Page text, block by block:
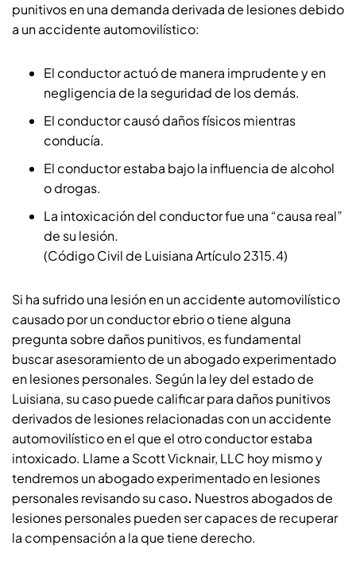
punitivos en una demanda derivada de lesiones debido
a un accidente automovilístico:
El conductor actuó de manera imprudente y en
negligencia de la seguridad de los demás.
El conductor causó daños físicos mientras
conducía.
El conductor estaba bajo la influencia de alcohol
o drogas.
La intoxicación del conductor fue una “causa real”
de su lesión.
(Código Civil de Luisiana Artículo 2315.4)
Si ha sufrido una lesión en un accidente automovilístico
causado por un conductor ebrio o tiene alguna
pregunta sobre daños punitivos, es fundamental
buscar asesoramiento de un abogado experimentado
en lesiones personales. Según la ley del estado de
Luisiana, su caso puede calificar para daños punitivos
derivados de lesiones relacionadas con un accidente
automovilístico en el que el otro conductor estaba
intoxicado. Llame a Scott Vicknair, LLC hoy mismo y
tendremos un abogado experimentado en lesiones
personales revisando su caso. Nuestros abogados de
lesiones personales pueden ser capaces de recuperar
la compensación a la que tiene derecho.